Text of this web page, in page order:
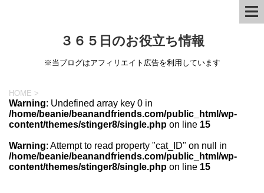
３６５日のお役立ち情報
※当ブログはアフィリエイト広告を利用しています
HOME >
Warning: Undefined array key 0 in
/home/beanie/beanandfriends.com/public_html/wp-
content/themes/stinger8/single.php on line 15
Warning: Attempt to read property "cat_ID" on null in
/home/beanie/beanandfriends.com/public_html/wp-
content/themes/stinger8/single.php on line 15